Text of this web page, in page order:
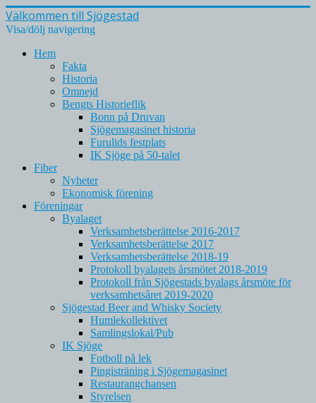
Välkommen till Sjögestad
Visa/dölj navigering
Hem
Fakta
Historia
Omnejd
Bengts Historieflik
Bonn på Druvan
Sjögemagasinet historia
Furulids festplats
IK Sjöge på 50-talet
Fiber
Nyheter
Ekonomisk förening
Föreningar
Byalaget
Verksamhetsberättelse 2016-2017
Verksamhetsberättelse 2017
Verksamhetsberättelse 2018-19
Protokoll byalagets årsmötet 2018-2019
Protokoll från Sjögestads byalags årsmöte för
verksamhetsåret 2019-2020
Sjögestad Beer and Whisky Society
Humlekollektivet
Samlingslokal/Pub
IK Sjöge
Fotboll på lek
Pingisträning i Sjögemagasinet
Restaurangchansen
Styrelsen